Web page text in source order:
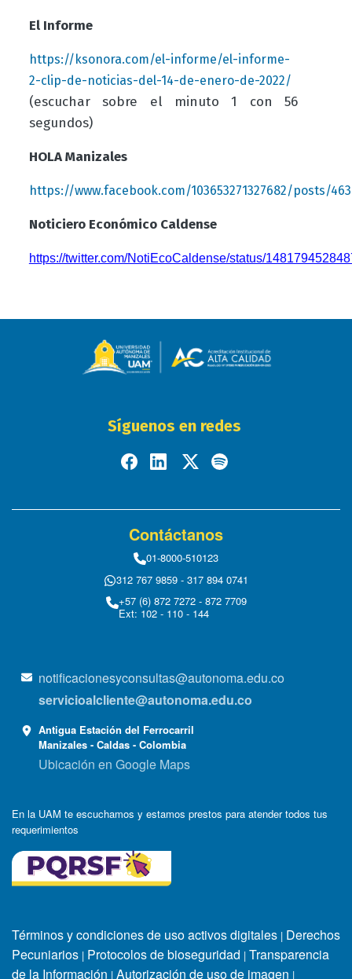
El Informe
https://ksonora.com/el-informe/el-informe-
2-clip-de-noticias-del-14-de-enero-de-2022/
(escuchar sobre el minuto 1 con 56
segundos)
HOLA Manizales
https://www.facebook.com/103653271327682/posts/
Noticiero Económico Caldense
https://twitter.com/NotiEcoCaldense/status/
Síguenos en redes
Contáctanos
01-8000-510123
312 767 9859 - 317 894 0741
+57 (6) 872 7272 - 872 7709
Ext: 102 - 110 - 144
notificacionesyconsultas@autonoma.edu.co
servicioalcliente@autonoma.edu.co
Antigua Estación del Ferrocarril
Manizales - Caldas - Colombia
Ubicación en Google Maps
En la UAM te escuchamos y estamos prestos para atender todos tus
requerimientos
Términos y condiciones de uso activos digitales | Derechos
Pecuniarios | Protocolos de bioseguridad | Transparencia
de la Información | Autorización de uso de imagen |